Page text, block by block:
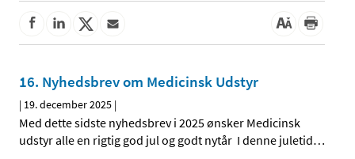
16. Nyhedsbrev om Medicinsk Udstyr
| 19. december 2025 |
Med dette sidste nyhedsbrev i 2025 ønsker Medicinsk
udstyr alle en rigtig god jul og godt nytår I denne juletid…